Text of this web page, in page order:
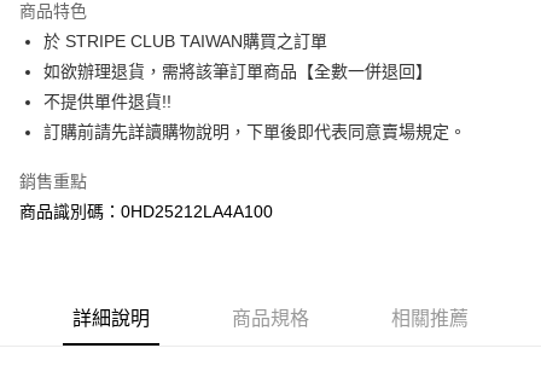
臺灣中小企業銀行
匯豐（台灣）商業銀行
華泰商業銀行
聯邦商業銀行
遠東國際商業銀行
元大商業銀行
玉山商業銀行
星展（台灣）商業銀行
台灣樂天信用卡公司
Apple Pay
街口支付
悠遊付
大哥付你分期
相關說明
流程，驗證手機門號後，選擇欲分期的期數、繳款截止日，確認付款後即完
成交易。
【關於「AFTEE先享後付」】
AFTEE先享後付是「在收到商品之後才付款」的支付方式。 讓您購物簡單
ATM付款
商品特色
於 STRIPE CLUB TAIWAN購買之訂單
如欲辦理退貨，需將該筆訂單商品【全數一併退回】
不提供單件退貨!!
訂購前請先詳讀購物說明，下單後即代表同意賣場規定。
銷售重點
商品識別碼：0HD25212LA4A100
詳細說明 商品規格 相關推薦